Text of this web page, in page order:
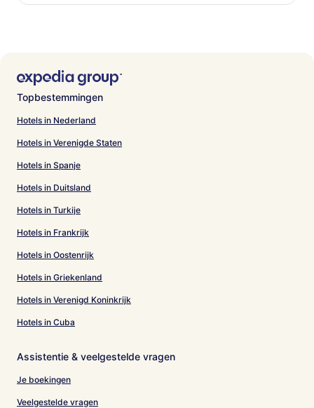
Topbestemmingen
Hotels in Nederland
Hotels in Verenigde Staten
Hotels in Spanje
Hotels in Duitsland
Hotels in Turkije
Hotels in Frankrijk
Hotels in Oostenrijk
Hotels in Griekenland
Hotels in Verenigd Koninkrijk
Hotels in Cuba
Assistentie & veelgestelde vragen
Je boekingen
Veelgestelde vragen